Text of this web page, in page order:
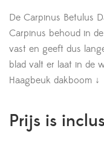
De Carpinus Betulus
Carpinus behoud in
vast en geeft dus
blad valt er laat in de
Haagbeuk dakboom ↓
Prijs is